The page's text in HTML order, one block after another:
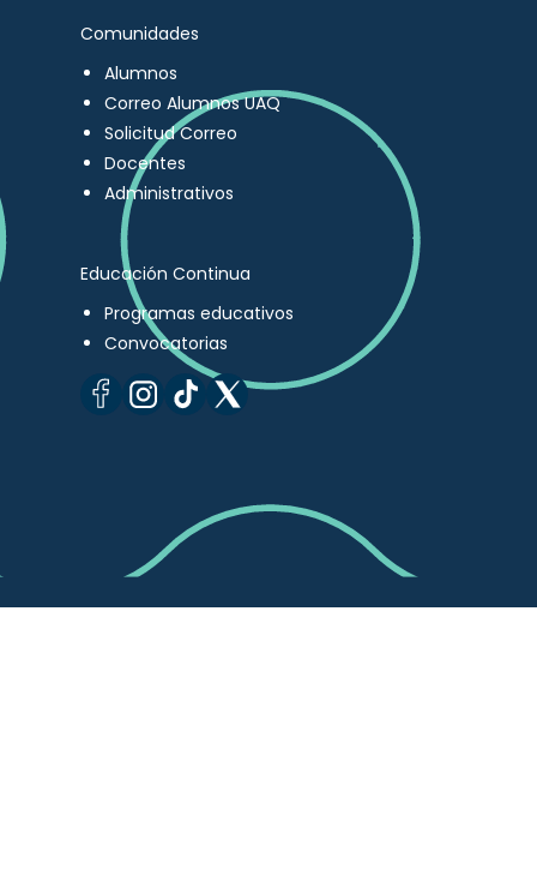
Comunidades
Alumnos
Correo Alumnos UAQ
Solicitud Correo
Docentes
Administrativos
Educación Continua
Programas educativos
Convocatorias